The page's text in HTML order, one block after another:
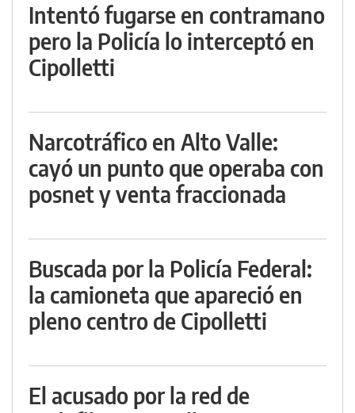
Intentó fugarse en contramano
pero la Policía lo interceptó en
Cipolletti
Narcotráfico en Alto Valle:
cayó un punto que operaba con
posnet y venta fraccionada
Buscada por la Policía Federal:
la camioneta que apareció en
pleno centro de Cipolletti
El acusado por la red de